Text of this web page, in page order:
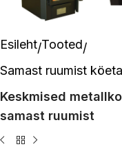
Esileht Tooted
Samast ruumist
Keskmised
samast ruumist